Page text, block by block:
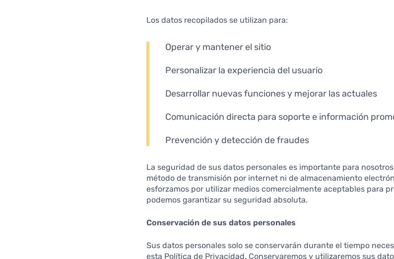
Los datos recopilados se utilizan para:
Operar y mantener el sitio
Personalizar la experiencia del usuario
Desarrollar nuevas funciones y mejorar las actuales
Comunicación directa para soporte e información
Prevención y detección de fraudes
La seguridad de sus datos personales es importante para
método de transmisión por internet ni de almacenamiento
esforzamos por utilizar medios comercialmente aceptables para
podemos garantizar su seguridad absoluta.
Conservación de sus datos personales
Sus datos personales solo se conservarán durante el tiempo
esta Política de Privacidad. Conservaremos y utilizaremos sus